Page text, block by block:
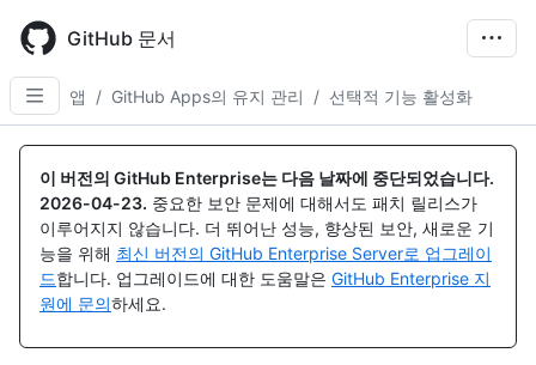
main
content
GitHub 문서
앱 / GitHub Apps의 유지 관리 / 선택적 기능 활성화
이 버전의 GitHub Enterprise는 다음 날짜에 중단되었습니다.
2026-04-23. 중요한 보안 문제에 대해서도 패치 릴리스가
이루어지지 않습니다. 더 뛰어난 성능, 향상된 보안, 새로운 기
능을 위해 최신 버전의 GitHub Enterprise Server로 업그레이
드합니다. 업그레이드에 대한 도움말은 GitHub Enterprise 지
원에 문의하세요.